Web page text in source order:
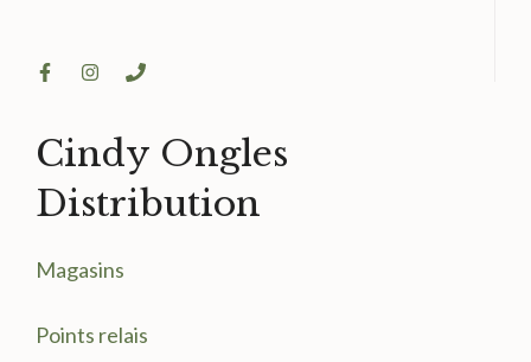
Cindy Ongles
Distribution
Magasins
Points relais